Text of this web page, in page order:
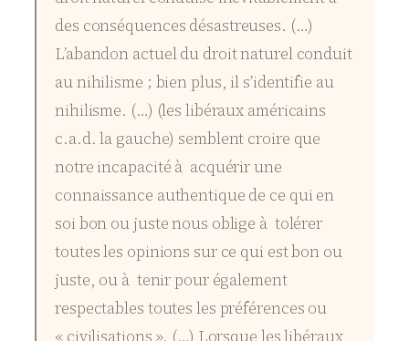
des conséquences désastreuses. (…)
L’abandon actuel du droit naturel conduit
au nihilisme ; bien plus, il s’identifie au
nihilisme. (…) (les libéraux américains
c.a.d. la gauche) semblent croire que
notre incapacité à acquérir une
connaissance authentique de ce qui en
soi bon ou juste nous oblige à tolérer
toutes les opinions sur ce qui est bon ou
juste, ou à tenir pour également
respectables toutes les préférences ou
« civilisations ». (…) Lorsque les libéraux